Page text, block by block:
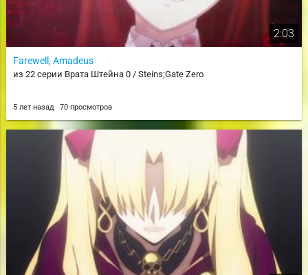
2:03
Farewell, Amadeus
из 22 серии Врата Штейна 0 / Steins;Gate Zero
5 лет назад 70 просмотров